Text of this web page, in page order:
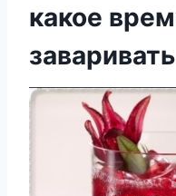
какое
заваривать